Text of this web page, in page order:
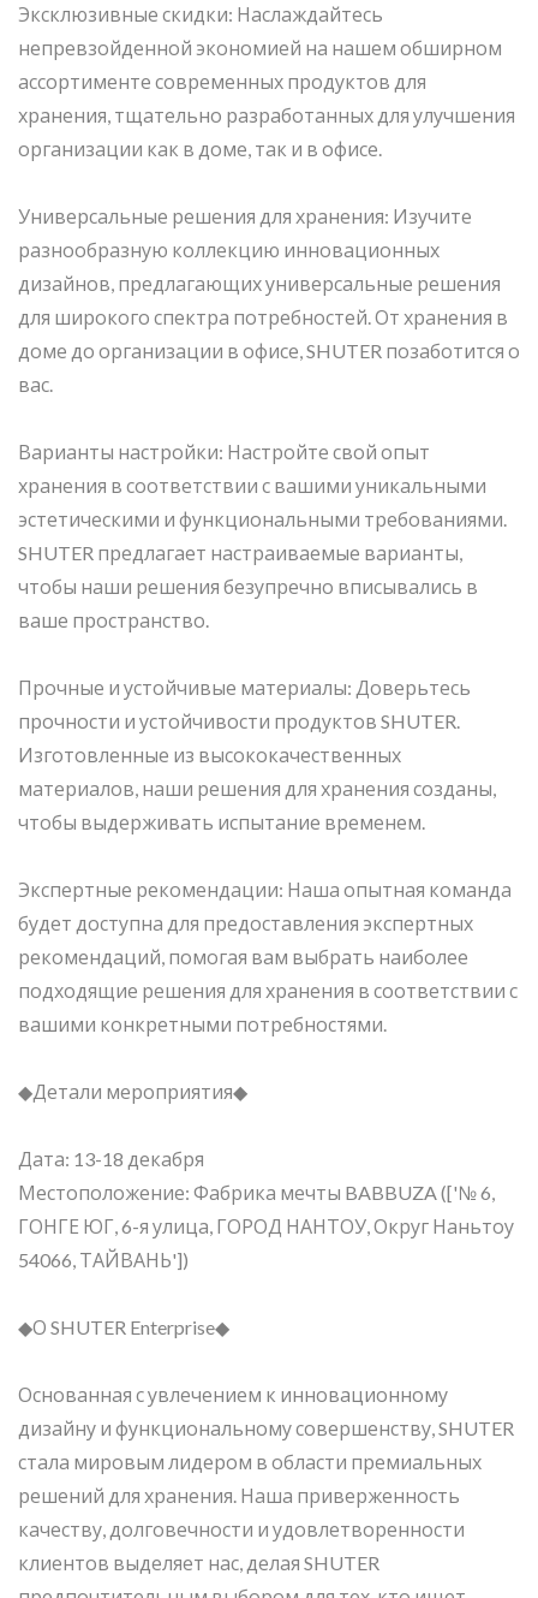
Эксклюзивные скидки: Наслаждайтесь
непревзойденной экономией на нашем обширном
ассортименте современных продуктов для
хранения, тщательно разработанных для улучшения
организации как в доме, так и в офисе.
Универсальные решения для хранения: Изучите
разнообразную коллекцию инновационных
дизайнов, предлагающих универсальные решения
для широкого спектра потребностей. От хранения в
доме до организации в офисе, SHUTER позаботится о
вас.
Варианты настройки: Настройте свой опыт
хранения в соответствии с вашими уникальными
эстетическими и функциональными требованиями.
SHUTER предлагает настраиваемые варианты,
чтобы наши решения безупречно вписывались в
ваше пространство.
Прочные и устойчивые материалы: Доверьтесь
прочности и устойчивости продуктов SHUTER.
Изготовленные из высококачественных
материалов, наши решения для хранения созданы,
чтобы выдерживать испытание временем.
Экспертные рекомендации: Наша опытная команда
будет доступна для предоставления экспертных
рекомендаций, помогая вам выбрать наиболее
подходящие решения для хранения в соответствии с
вашими конкретными потребностями.
◆Детали мероприятия◆
Дата: 13-18 декабря
Местоположение: Фабрика мечты BABBUZA (['№ 6,
ГОНГЕ ЮГ, 6-я улица, ГОРОД НАНТОУ, Округ Наньтоу
54066, ТАЙВАНЬ'])
◆О SHUTER Enterprise◆
Основанная с увлечением к инновационному
дизайну и функциональному совершенству, SHUTER
стала мировым лидером в области премиальных
решений для хранения. Наша приверженность
качеству, долговечности и удовлетворенности
клиентов выделяет нас, делая SHUTER